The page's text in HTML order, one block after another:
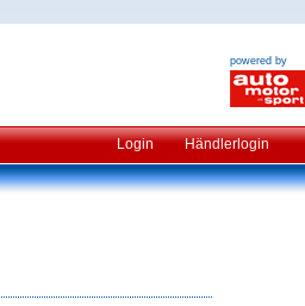
powered by
Login Händlerlogin